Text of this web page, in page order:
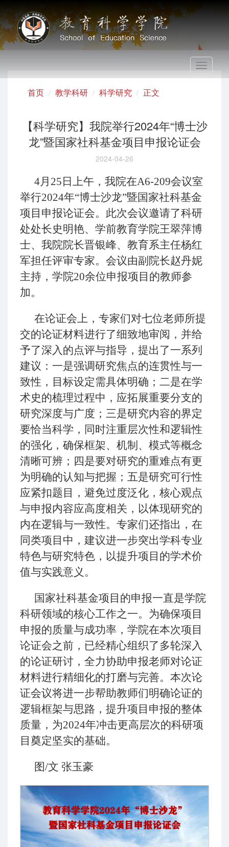
Toggle
首页 教学科研 科学研究 正文
【科学研究】我院举行2024年“博士沙
龙”暨国家社科基金项目申报论证会
2024-04-26
4月25日上午，我院在A6-209会议室
举行2024年“博士沙龙”暨国家社科基金
项目申报论证会。此次会议邀请了科研
处处长史明艳、学前教育学院王翠萍博
士、我院院长晋银峰、教育系主任杨红
军担任评审专家。会议由副院长赵丹妮
主持，学院20余位申报项目的教师参
加。
在论证会上，专家们对七位老师所提
交的论证材料进行了细致地审阅，并给
予了深入的点评与指导，提出了一系列
建议：一是强调研究焦点的连贯性与一
致性，目标设定需具体明确；二是在学
术史的梳理过程中，应拓展重要分支的
研究深度与广度；三是研究内容的界定
要恰当科学，同时注重层次性和逻辑性
的强化，确保框架、机制、模式等概念
清晰可辨；四是要对研究的重难点有更
为明确的认知与把握；五是研究可行性
应紧扣题目，避免过度泛化，核心观点
与申报内容应高度相关，以体现研究的
内在逻辑与一致性。专家们还指出，在
同类项目中，建议进一步突出学科专业
特色与研究特色，以提升项目的学术价
值与实践意义。
国家社科基金项目的申报一直是学院
科研领域的核心工作之一。为确保项目
申报的质量与成功率，学院在本次项目
论证会之前，已经精心组织了多轮深入
的论证研讨，全力协助申报老师对论证
材料进行精细化的打磨与完善。本次论
证会议将进一步帮助教师们明确论证的
逻辑框架与思路，提升项目申报的整体
质量，为2024年冲击更高层次的科研项
目奠定坚实的基础。
图/文 张玉豪